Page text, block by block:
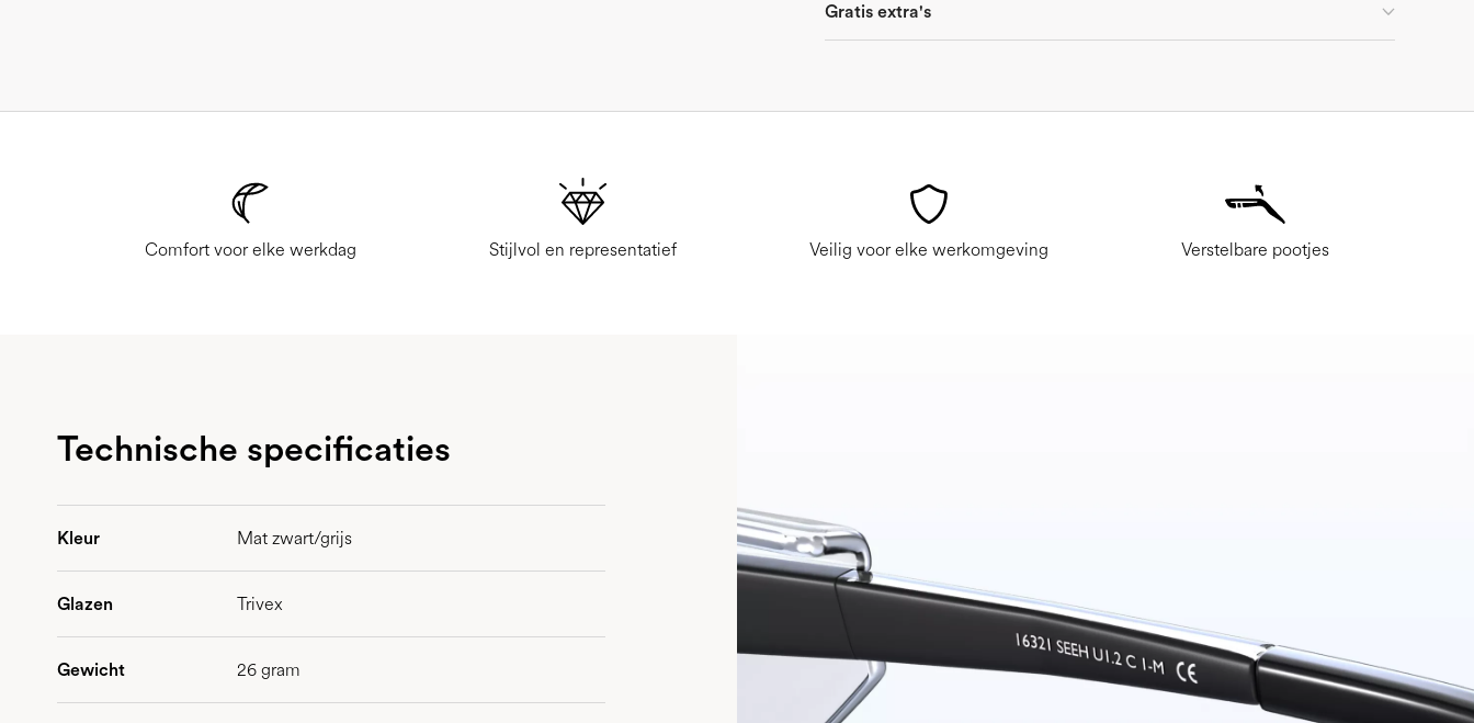
Gratis extra's
Comfort voor elke werkdag Stijlvol en representatief Veilig voor elke werkomgeving Verstelbare pootjes
Technische specificaties
Kleur Mat zwart/grijs
Glazen Trivex
Gewicht 26 gram